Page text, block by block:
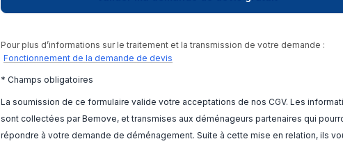
Pour plus d’informations sur le traitement et la transmission de votre demande :
Fonctionnement de la demande de devis
* Champs obligatoires
La soumission de ce formulaire valide votre acceptations de nos CGV. Les
sont collectées par Bemove, et transmises aux déménageurs partenaires qui
répondre à votre demande de déménagement. Suite à cette mise en relation, ils